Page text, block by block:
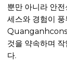
뿐만 아니라 안
세스와 경험이
Quanganhcons
것을 약속하며
다.